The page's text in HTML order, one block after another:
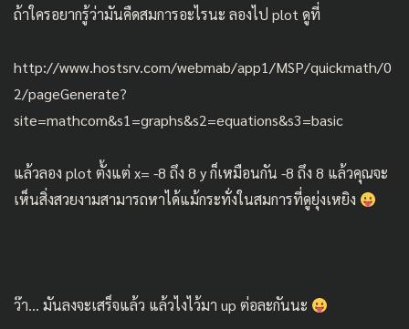
ถ้าใครอยากรู้ว่ามันคืดสมการอะไรนะ ลองไป plot ดูที่
http://www.hostsrv.com/webmab/app1/MSP/quickmath/0
2/pageGenerate?
site=mathcom&s1=graphs&s2=equations&s3=basic
แล้วลอง plot ตั้งแต่ x= -8 ถึง 8 y ก็เหมือนกัน -8 ถึง 8 แล้วคุณจะ
เห็นสิ่งสวยงามสามารถหาได้แม้กระทั่งในสมการที่ดูยุ่งเหยิง
ว๊า… มันลงจะเสร็จแล้ว แล้วไงไว้มา up ต่อละกันนะ